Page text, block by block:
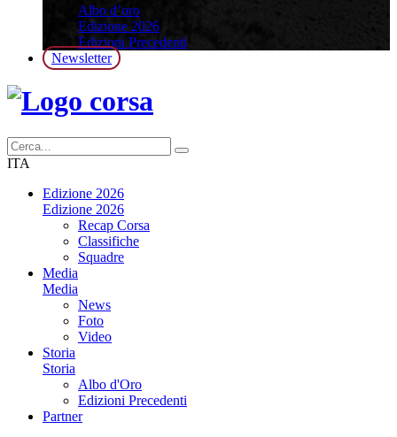
Albo d’oro
Edizione 2026
Edizioni Precedenti
Newsletter
ITA
Edizione 2026
Edizione 2026
Recap Corsa
Classifiche
Squadre
Media
Media
News
Foto
Video
Storia
Storia
Albo d'Oro
Edizioni Precedenti
Partner